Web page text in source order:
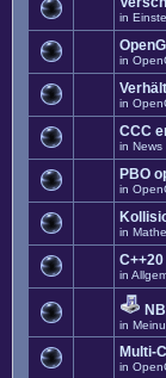
in
in
in
CCC
in News
PBO
in
in
in
in
Multi-
in